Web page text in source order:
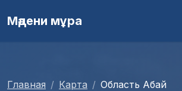
Мәдени мұра
Главная Карта Область Абай